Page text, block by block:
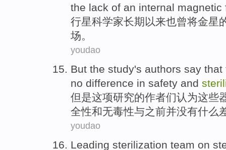
the lack of an internal magnetic
行星科学家长期以来也曾将金星
场。
youdao
But the study's authors say that
no difference in safety and
但是这项研究的作者们认为这些
全性和无毒性与之前并没有什么
youdao
Leading sterilization team on